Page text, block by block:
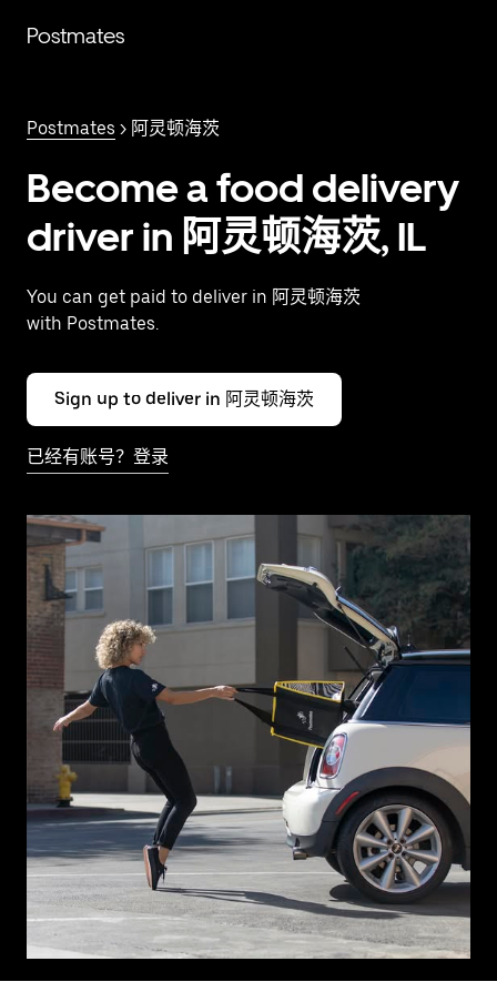
Postmates
Postmates > 阿灵顿海茨
Become a food delivery
driver in 阿灵顿海茨, IL
You can get paid to deliver in 阿灵顿海茨
with Postmates.
Sign up to deliver in 阿灵顿海茨
已经有账号？登录